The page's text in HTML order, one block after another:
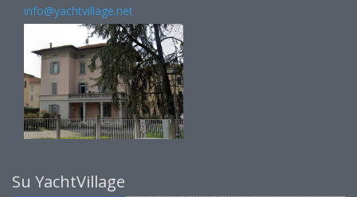
info@yachtvillage.net
Su YachtVillage